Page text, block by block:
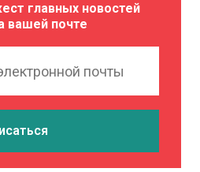
главных новостей
вашей почте